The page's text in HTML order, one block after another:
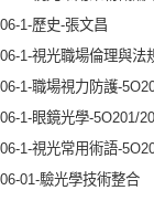
1-歷史-張文昌
1-視光職場倫理與法
1-職場視力防護-
1-眼鏡光學-5O201/
1-視光常用術語-
01-驗光學技術整合